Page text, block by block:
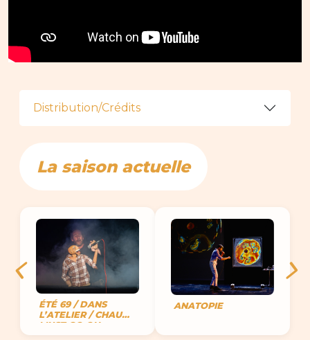
Distribution/Crédits
La saison actuelle
ÉTÉ 69 / DANS
L’ATELIER / CHAUD
MUST GO ON
ANATOPIE